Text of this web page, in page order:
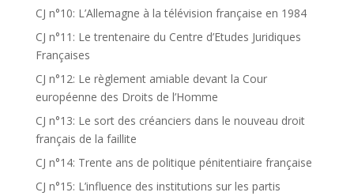
CJ n°10: L’Allemagne à la télévision française en 1984
CJ n°11: Le trentenaire du Centre d’Etudes Juridiques
Françaises
CJ n°12: Le règlement amiable devant la Cour
européenne des Droits de l’Homme
CJ n°13: Le sort des créanciers dans le nouveau droit
français de la faillite
CJ n°14: Trente ans de politique pénitentiaire française
CJ n°15: L’influence des institutions sur les partis